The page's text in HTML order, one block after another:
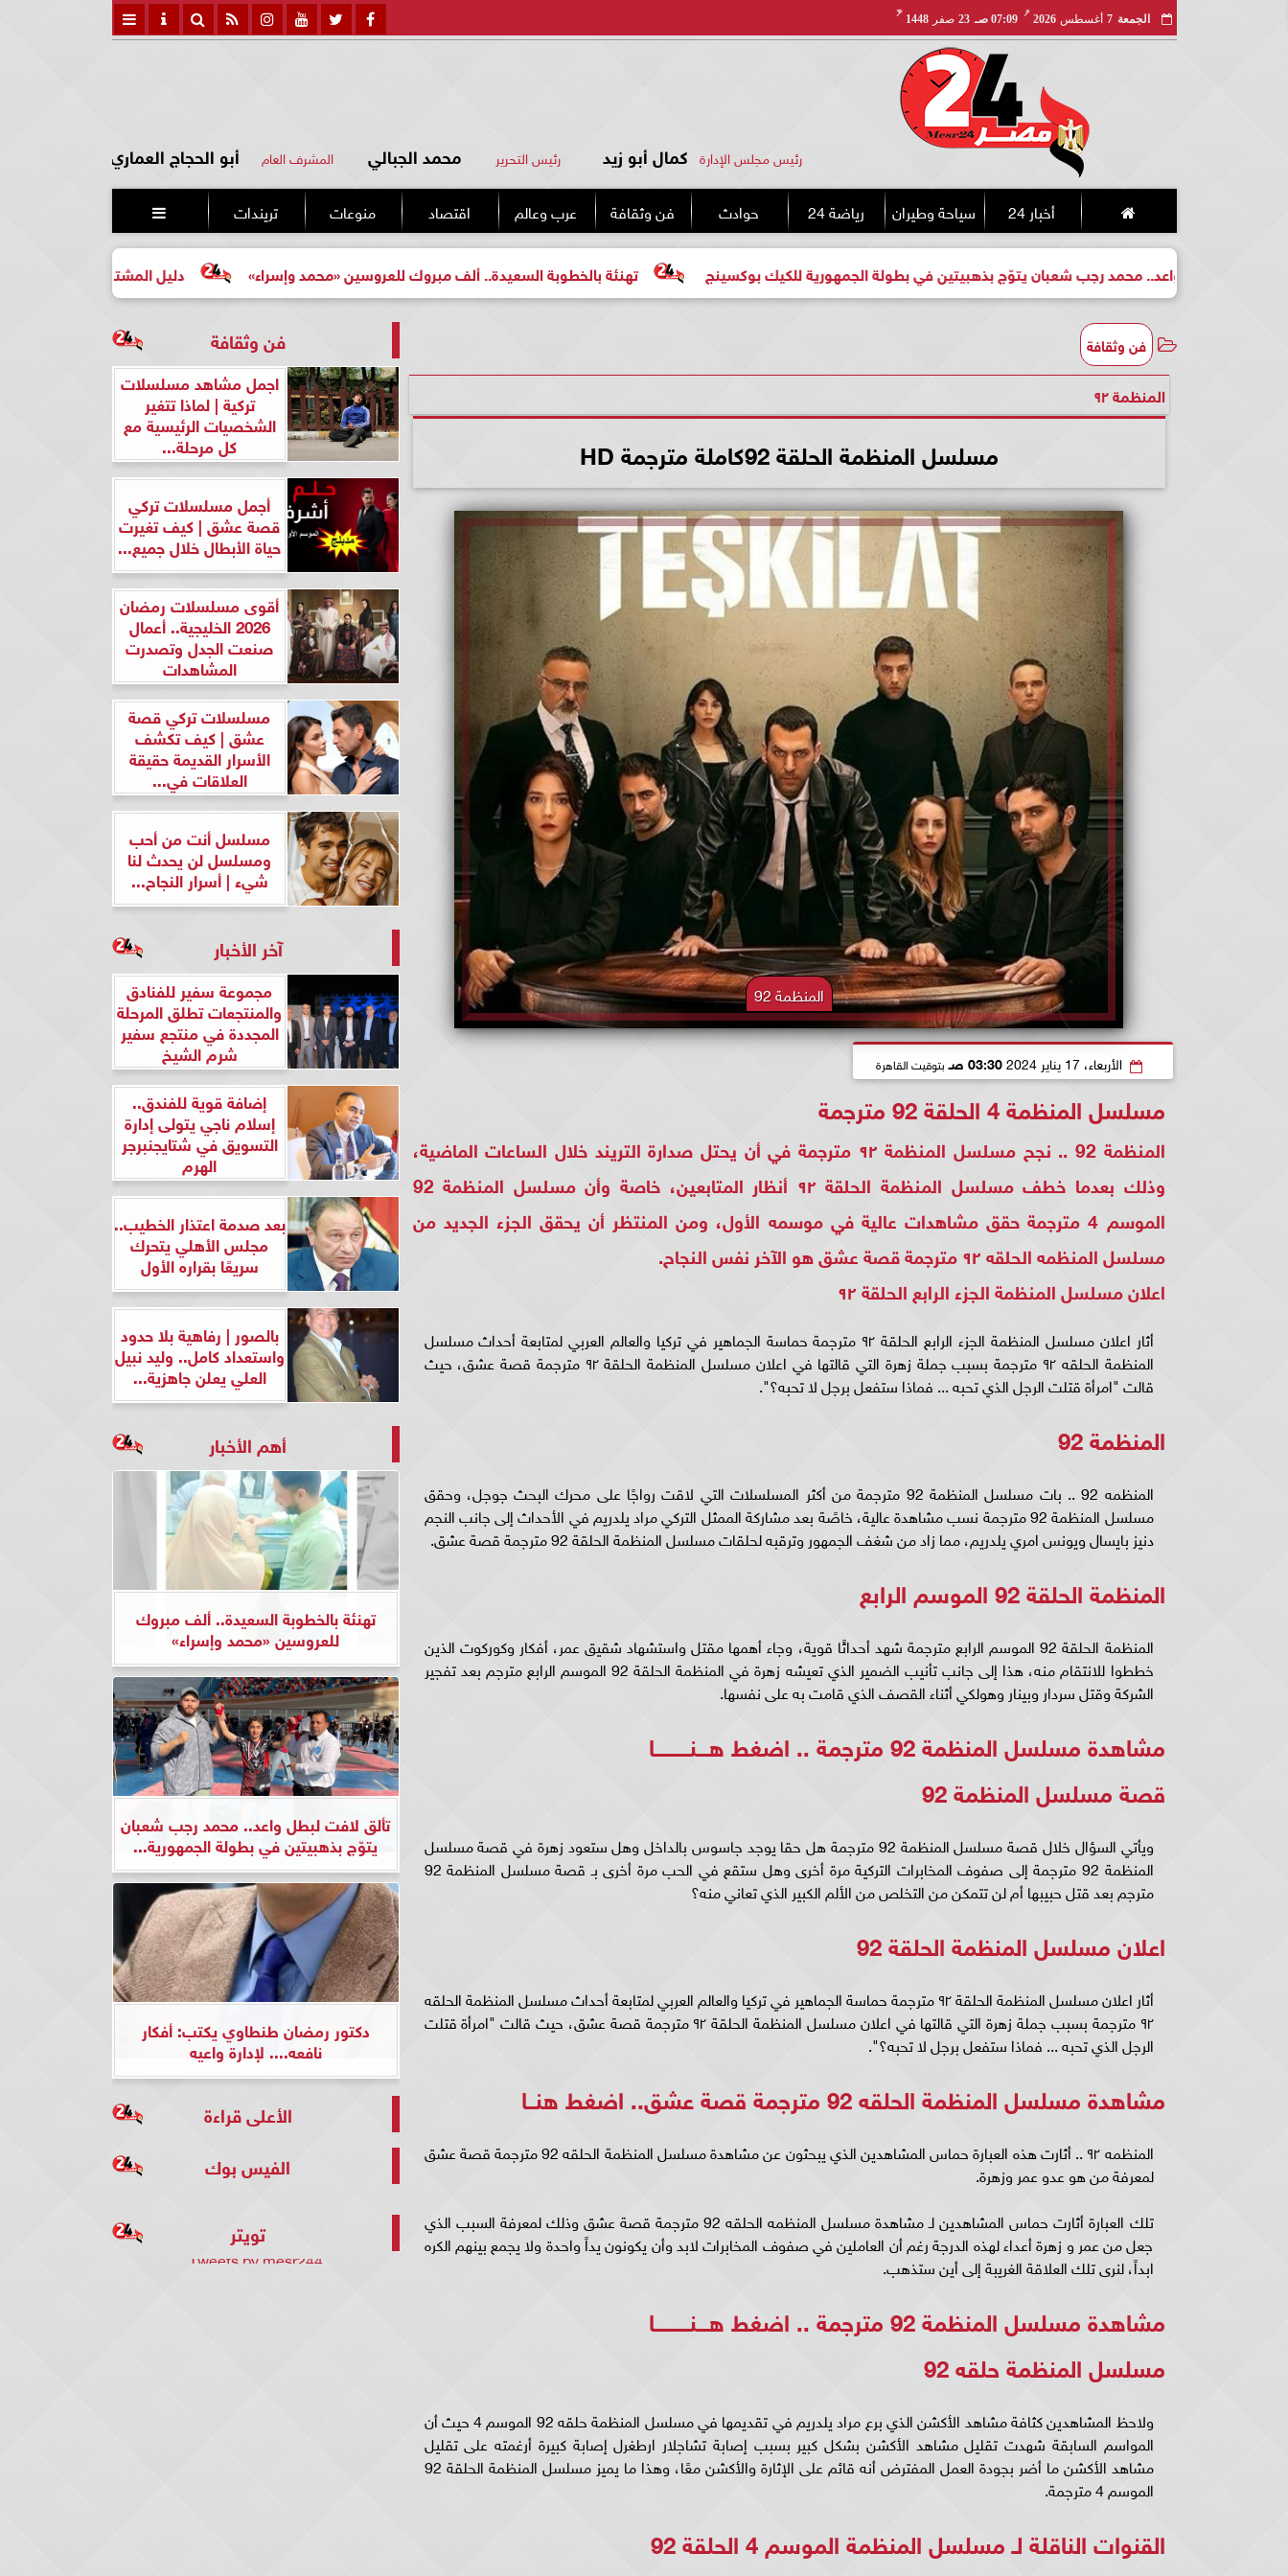
الجمعة 7 أغسطس 2026
مـ
07:09 صـ 23 صفر 1448
هـ
رئيس مجلس الإدارة كمال أبو زيد رئيس التحرير محمد الجبالي المشرف العام أبو الحجاج العماري
أخبار 24 سياحة وطيران رياضة 24 حوادث فن وثقافة عرب وعالم اقتصاد منوعات تريندات 
دليل المشتري لأول مرة لاختيار مشروع تهنئة بالخطوبة السعيدة.. ألف مبروك للعروسين «محمد وإسراء» محمد رجب شعبان يتوّج بذهبيتين في بطولة الجمهورية للكيك بوكسينج
فن وثقافة
المنظمة ٩٢
مسلسل المنظمة الحلقة 92كاملة مترجمة HD
المنظمة 92
الأربعاء، 17 يناير 2024 03:30 صـ بتوقيت القاهرة
مسلسل المنظمة 4 الحلقة 92 مترجمة
المنظمة 92 .. نجح مسلسل المنظمة ٩٢ مترجمة في أن يحتل صدارة التريند خلال الساعات الماضية،
وذلك بعدما خطف مسلسل المنظمة الحلقة ٩٢ أنظار المتابعين، خاصة وأن مسلسل المنظمة 92
الموسم 4 مترجمة حقق مشاهدات عالية في موسمه الأول، ومن المنتظر أن يحقق الجزء الجديد من
مسلسل المنظمه الحلقه ٩٢ مترجمة قصة عشق هو الآخر نفس النجاح.
اعلان مسلسل المنظمة الجزء الرابع الحلقة ٩٢
أثار اعلان مسلسل المنظمة الجزء الرابع الحلقة ٩٢ مترجمة حماسة الجماهير في تركيا والعالم العربي لمتابعة أحداث مسلسل
المنظمة الحلقه ٩٢ مترجمة بسبب جملة زهرة التي قالتها في اعلان مسلسل المنظمة الحلقة ٩٢ مترجمة قصة عشق، حيث
قالت "امرأة قتلت الرجل الذي تحبه ... فماذا ستفعل برجل لا تحبه؟".
المنظمة 92
المنظمه 92 .. بات مسلسل المنظمة 92 مترجمة من أكثر المسلسلات التي لاقت رواجًا على محرك البحث جوجل، وحقق
مسلسل المنظمة 92 مترجمة نسب مشاهدة عالية، خاصًة بعد مشاركة الممثل التركي مراد يلدريم في الأحداث إلى جانب النجم
دنيز بايسال ويونس امري يلدريم، مما زاد من شغف الجمهور وترقبه لحلقات مسلسل المنظمة الحلقة 92 مترجمة قصة عشق.
المنظمة الحلقة 92 الموسم الرابع
المنظمة الحلقة 92 الموسم الرابع مترجمة شهد أحداثًا قوية، وجاء أهمها مقتل واستشهاد شقيق عمر، أفكار وكوركوت الذين
خططوا للانتقام منه، هذا إلى جانب تأنيب الضمير الذي تعيشه زهرة في المنظمة الحلقة 92 الموسم الرابع مترجم بعد تفجير
الشركة وقتل سردار وبينار وهولكي أثناء القصف الذي قامت به على نفسها.
مشاهدة مسلسل المنظمة 92 مترجمة ..
اضغط هـــنـــــــــا
قصة مسلسل المنظمة 92
ويأتي السؤال خلال قصة مسلسل المنظمة 92 مترجمة هل حقا يوجد جاسوس بالداخل وهل ستعود زهرة في قصة مسلسل
المنظمة 92 مترجمة إلى صفوف المخابرات التركية مرة أخرى وهل ستقع في الحب مرة أخرى بـ قصة مسلسل المنظمة 92
مترجم بعد قتل حبيبها أم لن تتمكن من التخلص من الألم الكبير الذي تعاني منه؟
اعلان مسلسل المنظمة الحلقة 92
أثار اعلان مسلسل المنظمة الحلقة ٩٢ مترجمة حماسة الجماهير في تركيا والعالم العربي لمتابعة أحداث مسلسل المنظمة الحلقه
٩٢ مترجمة بسبب جملة زهرة التي قالتها في اعلان مسلسل المنظمة الحلقة ٩٢ مترجمة قصة عشق، حيث قالت "امرأة قتلت
الرجل الذي تحبه ... فماذا ستفعل برجل لا تحبه؟".
مشاهدة مسلسل المنظمة الحلقه 92 مترجمة قصة عشق.. اضغط هنــا
المنظمه ٩٢ .. أثارت هذه العبارة حماس المشاهدين الذي يبحثون عن مشاهدة مسلسل المنظمة الحلقه 92 مترجمة قصة عشق
لمعرفة من هو عدو عمر وزهرة.
تلك العبارة أثارت حماس المشاهدين لـ مشاهدة مسلسل المنظمه الحلقه 92 مترجمة قصة عشق وذلك لمعرفة السبب الذي
جعل من عمر و زهرة أعداء لهذه الدرجة رغم أن العاملين في صفوف المخابرات لابد وأن يكونون يداً واحدة ولا يجمع بينهم الكره
ابداً، لنرى تلك العلاقة الغريبة إلى أين ستذهب.
مشاهدة مسلسل المنظمة 92 مترجمة ..
اضغط هـــنـــــــــا
مسلسل المنظمة حلقه 92
ولاحظ المشاهدين كثافة مشاهد الأكشن الذي برع مراد يلدريم في تقديمها في مسلسل المنظمة حلقه 92 الموسم 4 حيث أن
المواسم السابقة شهدت تقليل مشاهد الأكشن بشكل كبير بسبب إصابة تشاجلار ارطغرل إصابة كبيرة أرغمته على تقليل
مشاهد الأكشن ما أضر بجودة العمل المفترض أنه قائم على الإثارة والأكشن معًا، وهذا ما يميز مسلسل المنظمة الحلقة 92
الموسم 4 مترجمة.
القنوات الناقلة لـ مسلسل المنظمة الموسم 4 الحلقة 92
فن وثقافة
اجمل مشاهد مسلسلات
تركية | لماذا تتغير
الشخصيات الرئيسية مع
كل مرحلة...
أجمل مسلسلات تركي
قصة عشق | كيف تغيرت
حياة الأبطال خلال جميع...
أقوى مسلسلات رمضان
2026 الخليجية.. أعمال
صنعت الجدل وتصدرت
المشاهدات
مسلسلات تركي قصة
عشق | كيف تكشف
الأسرار القديمة حقيقة
العلاقات في...
مسلسل أنت من أحب
ومسلسل لن يحدث لنا
شيء | أسرار النجاح...
آخر الأخبار
مجموعة سفير للفنادق
والمنتجعات تطلق المرحلة
المجددة في منتجع سفير
شرم الشيخ
إضافة قوية للفندق..
إسلام ناجي يتولى إدارة
التسويق في شتايجنبرجر
الهرم
بعد صدمة اعتذار الخطيب..
مجلس الأهلي يتحرك
سريعًا بقراره الأول
بالصور | رفاهية بلا حدود
واستعداد كامل.. وليد نبيل
العلي يعلن جاهزية...
أهم الأخبار
تهنئة بالخطوبة السعيدة.. ألف مبروك
للعروسين «محمد وإسراء»
تألق لافت لبطل واعد.. محمد رجب شعبان
يتوّج بذهبيتين في بطولة الجمهورية...
دكتور رمضان طنطاوي يكتب: أفكار
نافعه.... لإدارة واعيه
الأعلى قراءة
الفيس بوك
تويتر
Tweets by mesr244